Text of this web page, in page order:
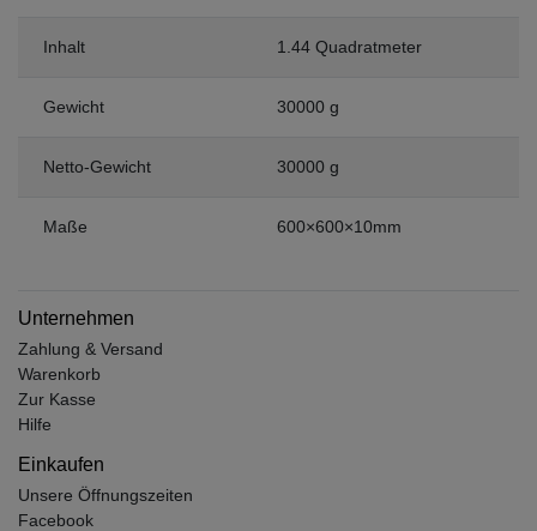
Inhalt 1.44 Quadratmeter
Gewicht 30000 g
Netto-Gewicht 30000 g
Maße 600×600×10mm
Unternehmen
Zahlung & Versand
Warenkorb
Zur Kasse
Hilfe
Einkaufen
Unsere Öffnungszeiten
Facebook